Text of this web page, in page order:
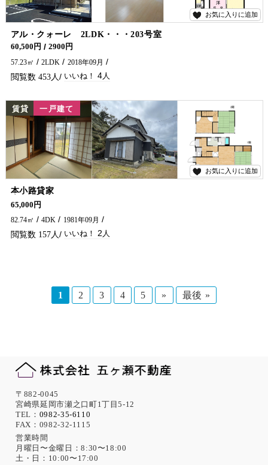
お気に入りに追加
アル・クォーレ 2LDK・・・203号室
2018年築、2LDKのお部屋です！
60,500円
2900円
57.23㎡
2LDK 2018年09月
453 4
お気に入りに追加
賃貸
NEW 一戸建て
本小路貸家
高台にペット可物件でました。見晴らしも非常によく庭も広々で駐車場としても利用できます。 ファミリー向け物件となります。 五ヶ瀬不動産までお問合せをお待ちしております♪
65,000円
82.74㎡
4DK 1981年09月
157 2
1 2 3 4 5 » 最後 »
〒882-0045
宮崎県延岡市瀬之口町1丁目5-12
TEL： 0982-35-6110
FAX：0982-32-1115
営業時間
月曜日〜金曜日：8:30〜18:00
土・日：10:00〜17:00